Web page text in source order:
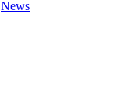
News